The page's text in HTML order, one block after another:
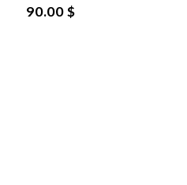
90.00 $